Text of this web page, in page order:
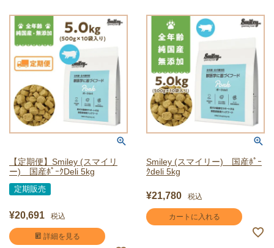
【定期便】Smiley (スマイリ
ー) 国産ﾎﾟｰｸDeli 5kg
定期販売
¥20,691 税込
詳細を見る
Smiley (スマイリー) 国産ﾎﾟｰ
ｸdeli 5kg
¥21,780 税込
カートに入れる